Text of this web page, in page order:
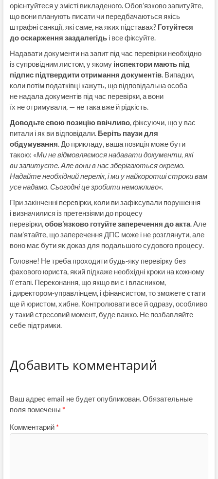
орієнтуйтеся у змісті викладеного. Обов’язково запитуйте,
що вони планують писати чи передбачаються якісь
штрафні санкції, які саме, на яких підставах? Готуйтеся
до оскарження заздалегідьі все фіксуйте.
Надавати документи на запит під час перевірки необхідно
із супровідним листом, у якому інспектори мають під
підпис підтвердити отримання документів. Випадки,
коли потім податківці кажуть, що відповідальна особа
не надала документів під час перевірки, а вони
їх не отримували, — не така вже й рідкість.
Доводьте свою позицію ввічливо, фіксуючи, що у вас
питали і як ви відповідали. Беріть паузи для
обдумування. До прикладу, ваша позиція може бути
такою: «Ми не відмовляємося надавати документи, які
ви запитуєте. Але вони в нас зберігаються окремо.
Надайте необхідний перелік, і ми у найкоротші строки вам
усе надамо. Сьогодні це зробити неможливо«.
При закінченні перевірки, коли ви зафіксували порушення
і визначилися із претензіями до процесу
перевірки,обов’язково готуйте заперечення до акта. Але
пам’ятайте, що заперечення ДПС може і не розглянути, але
воно має бути як доказ для подальшого судового процесу.
Головне! Не треба проходити будь-яку перевірку без
фахового юриста, який підкаже необхідні кроки на кожному
її етапі. Переконання, що якщо ви є і власником,
і директором-управлінцем, і фінансистом, то зможете стати
ще й юристом, хибне. Контролювати все й одразу, особливо
у такий стресовий момент, буде важко. Не позбавляйте
себе підтримки.
Добавить комментарий
Ваш адрес email не будет опубликован.Обязательные
поля помечены *
Комментарий *